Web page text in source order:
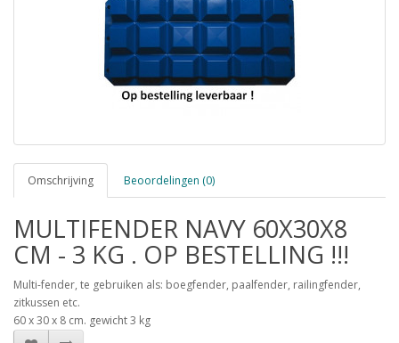
Omschrijving Beoordelingen (0)
MULTIFENDER NAVY 60X30X8
CM - 3 KG . OP BESTELLING !!!
Multi-fender, te gebruiken als: boegfender, paalfender, railingfender,
zitkussen etc.
60 x 30 x 8 cm. gewicht 3 kg